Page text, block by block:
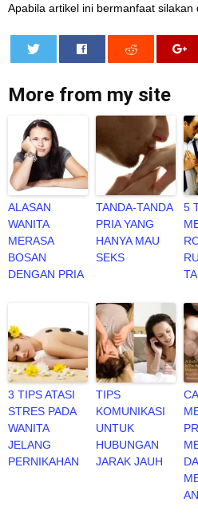
Apabila artikel ini bermanfaat silakan
More from my site
ALASAN
WANITA
MERASA
BOSAN
DENGAN PRIA
TANDA-TANDA
PRIA YANG
HANYA MAU
SEKS
5
3 TIPS ATASI
STRES PADA
WANITA
JELANG
PERNIKAHAN
TIPS
KOMUNIKASI
UNTUK
HUBUNGAN
JARAK JAUH